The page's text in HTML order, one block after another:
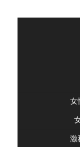
女
激